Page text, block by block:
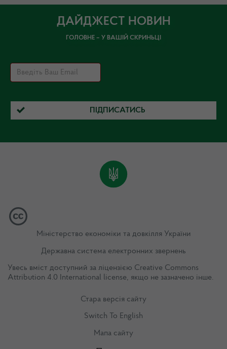
ДАЙДЖЕСТ НОВИН
ГОЛОВНЕ – У ВАШІЙ СКРИНЬЦІ
ПІДПИСАТИСЬ
Міністерство економіки та довкілля України
Державна система електронних звернень
Увесь вміст доступний за ліцензією Creative Commons
Attribution 4.0 International license, якщо не зазначено інше.
Стара версія сайту
Switch To English
Мапа сайту